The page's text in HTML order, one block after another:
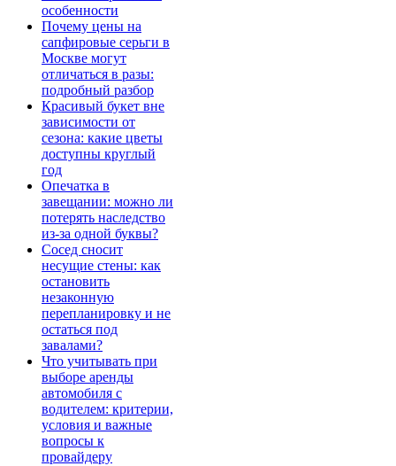
особенности
Почему цены на
сапфировые серьги в
Москве могут
отличаться в разы:
подробный разбор
Красивый букет вне
зависимости от
сезона: какие цветы
доступны круглый
год
Опечатка в
завещании: можно ли
потерять наследство
из-за одной буквы?
Сосед сносит
несущие стены: как
остановить
незаконную
перепланировку и не
остаться под
завалами?
Что учитывать при
выборе аренды
автомобиля с
водителем: критерии,
условия и важные
вопросы к
провайдеру